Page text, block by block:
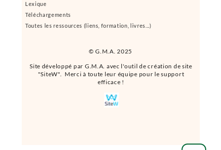
© G.M.A. 2025
Site développé par G.M.A. avec l'outil de création de site
"SiteW". Merci à toute leur équipe pour le support
efficace !
Lexique
Téléchargements
Toutes les ressources (liens, formation, livres...)